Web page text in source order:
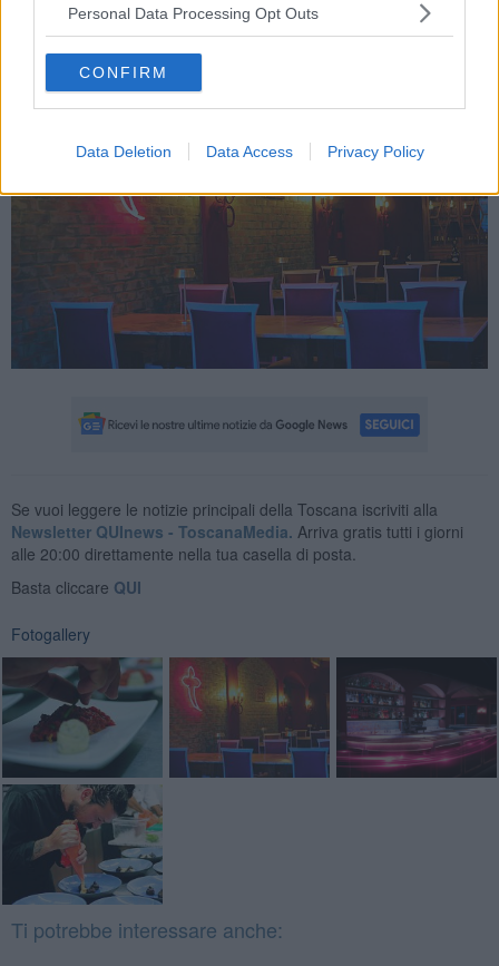
Personal Data Processing Opt Outs
CONFIRM
Data Deletion Data Access Privacy Policy
Per prenotare il brunch, il "pranzo della domenica" al ristorante
Tabasco n.6nel Centro Torretta White, basta una telefonata od un
WhatsApp al 353 3820180
Se vuoi leggere le notizie principali della Toscana iscriviti alla
Newsletter QUInews - ToscanaMedia. Arriva gratis tutti i giorni
alle 20:00 direttamente nella tua casella di posta.
Basta cliccare QUI
Fotogallery
Ti potrebbe interessare anche: